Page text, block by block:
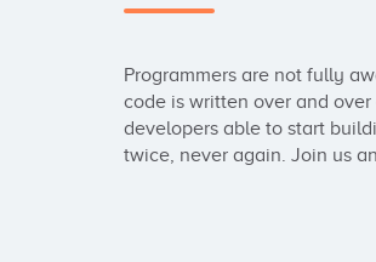
Programmers are not fully
code is written over and
developers able to start
twice, never again. Join us